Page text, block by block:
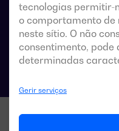
tecnologias permitir-
o comportamento de
neste sítio. O não
consentimento,
determinadas
Gerir serviços
Especificações